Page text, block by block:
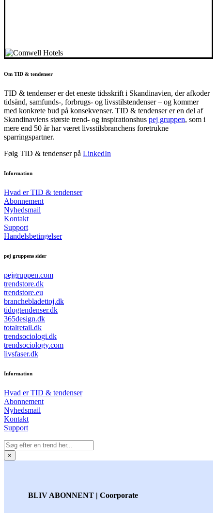
Om TID & tendenser
TID & tendenser er det eneste tidsskrift i Skandinavien, der afkoder
tidsånd, samfunds-, forbrugs- og livsstilstendenser – og kommer
med konkrete bud på konsekvenser. TID & tendenser er en del af
Skandinaviens største trend- og inspirationshus pej gruppen, som i
mere end 50 år har været livsstilsbranchens foretrukne
sparringspartner.
Følg TID & tendenser på LinkedIn
Information
Hvad er TID & tendenser
Abonnement
Nyhedsmail
Kontakt
Support
Handelsbetingelser
pej gruppens sider
pejgruppen.com
trendstore.dk
trendstore.eu
branchebladettoj.dk
tidogtendenser.dk
365design.dk
totalretail.dk
trendsociologi.dk
trendsociology.com
livsfaser.dk
Information
Hvad er TID & tendenser
Abonnement
Nyhedsmail
Kontakt
Support
×
BLIV ABONNENT | Coorporate